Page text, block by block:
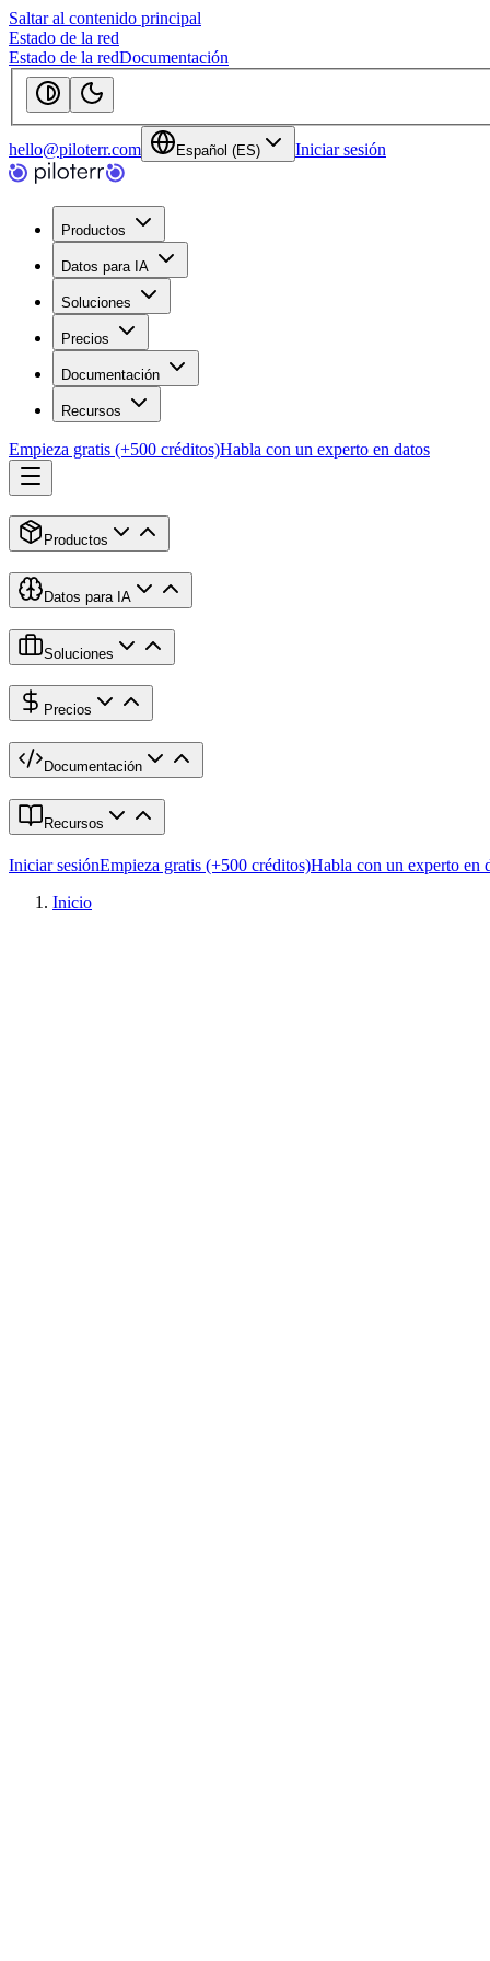
Saltar al contenido principal
Estado de la red
Estado de la redDocumentación
hello@piloterr.com Español (ES) Iniciar sesión
Productos
Datos para IA
Soluciones
Precios
Documentación
Recursos
Empieza gratis (+500 créditos)Habla con un experto en datos
Productos
Datos para IA
Soluciones
Precios
Documentación
Recursos
Iniciar sesiónEmpieza gratis (+500 créditos)Habla con un experto en
Inicio